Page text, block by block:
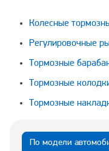
Колесные
Регулировочные
Тормозные
Тормозные
Тормозные
По модели